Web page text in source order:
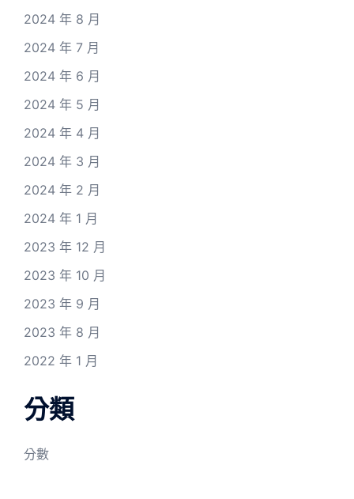
2024 年 8 月
2024 年 7 月
2024 年 6 月
2024 年 5 月
2024 年 4 月
2024 年 3 月
2024 年 2 月
2024 年 1 月
2023 年 12 月
2023 年 10 月
2023 年 9 月
2023 年 8 月
2022 年 1 月
分類
分數